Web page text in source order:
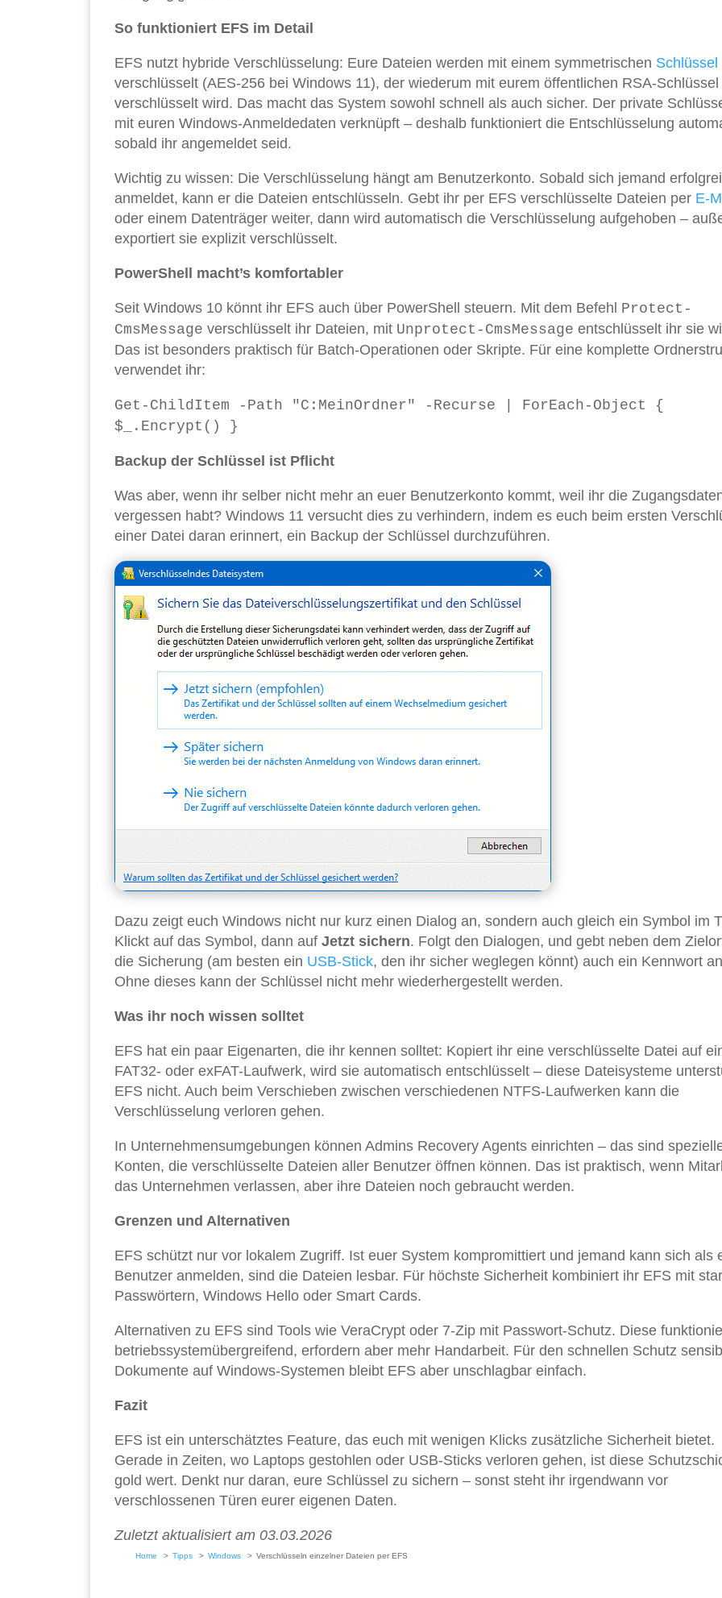
So funktioniert EFS im Detail
EFS nutzt hybride Verschlüsselung: Eure Dateien werden mit einem symmetrischen Schlüssel
verschlüsselt (AES-256 bei Windows 11), der wiederum mit eurem öffentlichen RSA-Schlüssel
verschlüsselt wird. Das macht das System sowohl schnell als auch sicher. Der private
mit euren Windows-Anmeldedaten verknüpft – deshalb funktioniert die Entschlüsselung
sobald ihr angemeldet seid.
Wichtig zu wissen: Die Verschlüsselung hängt am Benutzerkonto. Sobald sich jemand
anmeldet, kann er die Dateien entschlüsseln. Gebt ihr per EFS verschlüsselte Dateien per E-
oder einem Datenträger weiter, dann wird automatisch die Verschlüsselung aufgehoben –
exportiert sie explizit verschlüsselt.
PowerShell macht’s komfortabler
Seit Windows 10 könnt ihr EFS auch über PowerShell steuern. Mit dem Befehl Protect-
CmsMessage verschlüsselt ihr Dateien, mit Unprotect-CmsMessage entschlüsselt ihr sie
Das ist besonders praktisch für Batch-Operationen oder Skripte. Für eine komplette
verwendet ihr:
Get-ChildItem -Path "C:MeinOrdner" -Recurse | ForEach-Object {
$_.Encrypt() }
Backup der Schlüssel ist Pflicht
Was aber, wenn ihr selber nicht mehr an euer Benutzerkonto kommt, weil ihr die
vergessen habt? Windows 11 versucht dies zu verhindern, indem es euch beim ersten
einer Datei daran erinnert, ein Backup der Schlüssel durchzuführen.
Dazu zeigt euch Windows nicht nur kurz einen Dialog an, sondern auch gleich ein Symbol im
Klickt auf das Symbol, dann auf Jetzt sichern. Folgt den Dialogen, und gebt neben dem
die Sicherung (am besten ein USB-Stick, den ihr sicher weglegen könnt) auch ein Kennwort
Ohne dieses kann der Schlüssel nicht mehr wiederhergestellt werden.
Was ihr noch wissen solltet
EFS hat ein paar Eigenarten, die ihr kennen solltet: Kopiert ihr eine verschlüsselte Datei auf
FAT32- oder exFAT-Laufwerk, wird sie automatisch entschlüsselt – diese Dateisysteme
EFS nicht. Auch beim Verschieben zwischen verschiedenen NTFS-Laufwerken kann die
Verschlüsselung verloren gehen.
In Unternehmensumgebungen können Admins Recovery Agents einrichten – das sind
Konten, die verschlüsselte Dateien aller Benutzer öffnen können. Das ist praktisch, wenn
das Unternehmen verlassen, aber ihre Dateien noch gebraucht werden.
Grenzen und Alternativen
EFS schützt nur vor lokalem Zugriff. Ist euer System kompromittiert und jemand kann sich als
Benutzer anmelden, sind die Dateien lesbar. Für höchste Sicherheit kombiniert ihr EFS mit
Passwörtern, Windows Hello oder Smart Cards.
Alternativen zu EFS sind Tools wie VeraCrypt oder 7-Zip mit Passwort-Schutz. Diese
betriebssystemübergreifend, erfordern aber mehr Handarbeit. Für den schnellen Schutz
Dokumente auf Windows-Systemen bleibt EFS aber unschlagbar einfach.
Fazit
EFS ist ein unterschätztes Feature, das euch mit wenigen Klicks zusätzliche Sicherheit bietet.
Gerade in Zeiten, wo Laptops gestohlen oder USB-Sticks verloren gehen, ist diese
gold wert. Denkt nur daran, eure Schlüssel zu sichern – sonst steht ihr irgendwann vor
verschlossenen Türen eurer eigenen Daten.
Zuletzt aktualisiert am 03.03.2026
Home Tipps Windows Verschlüsseln einzelner Dateien per EFS